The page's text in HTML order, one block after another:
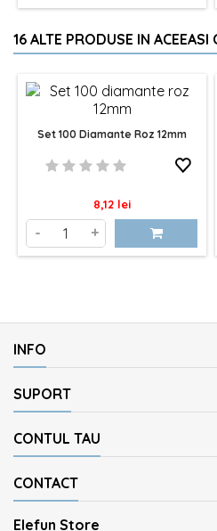
16 ALTE PRODUSE IN ACEEASI
Set 100 Diamante Roz 12mm
Pret
8,12 lei
- +
INFO
SUPORT
CONTUL TAU
CONTACT
Elefun Store